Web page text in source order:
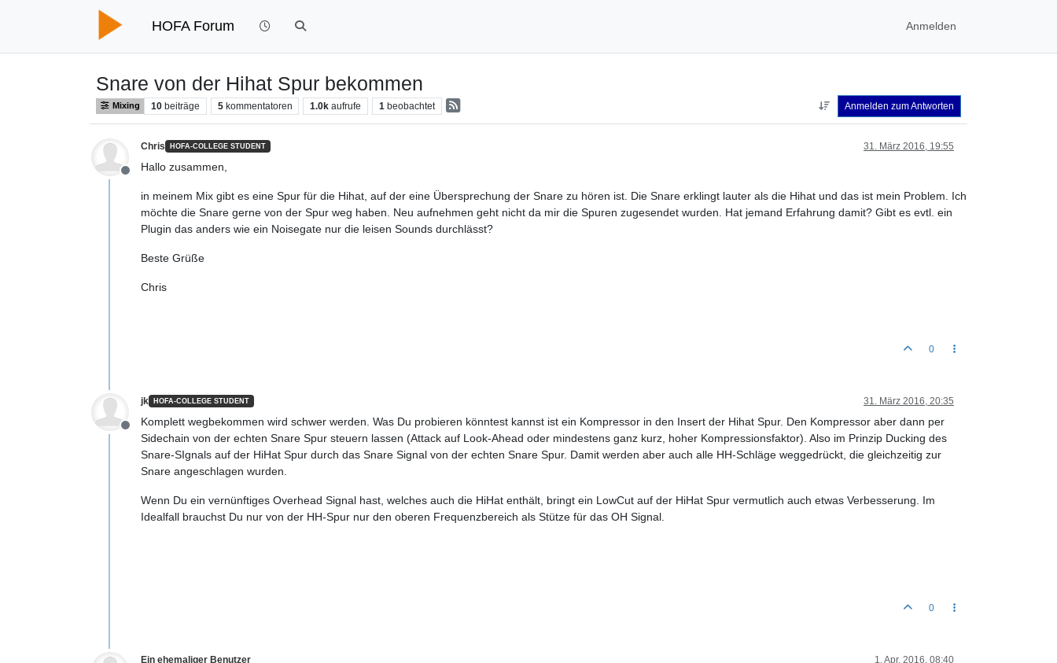
HOFA Forum Anmelden
Snare von der Hihat Spur bekommen
Mixing 10 beiträge 5 kommentatoren 1.0k aufrufe 1 beobachtet Anmelden zum Antworten
Offline
Chris HOFA-COLLEGE STUDENT 31. März 2016, 19:55
Hallo zusammen,
in meinem Mix gibt es eine Spur für die Hihat, auf der eine Übersprechung der Snare zu hören ist. Die Snare erklingt lauter als die Hihat und das ist mein Problem. Ich
möchte die Snare gerne von der Spur weg haben. Neu aufnehmen geht nicht da mir die Spuren zugesendet wurden. Hat jemand Erfahrung damit? Gibt es evtl. ein
Plugin das anders wie ein Noisegate nur die leisen Sounds durchlässt?
Beste Grüße
Chris
0
Offline
jk HOFA-COLLEGE STUDENT 31. März 2016, 20:35
Komplett wegbekommen wird schwer werden. Was Du probieren könntest kannst ist ein Kompressor in den Insert der Hihat Spur. Den Kompressor aber dann per
Sidechain von der echten Snare Spur steuern lassen (Attack auf Look-Ahead oder mindestens ganz kurz, hoher Kompressionsfaktor). Also im Prinzip Ducking des
Snare-SIgnals auf der HiHat Spur durch das Snare Signal von der echten Snare Spur. Damit werden aber auch alle HH-Schläge weggedrückt, die gleichzeitig zur
Snare angeschlagen wurden.
Wenn Du ein vernünftiges Overhead Signal hast, welches auch die HiHat enthält, bringt ein LowCut auf der HiHat Spur vermutlich auch etwas Verbesserung. Im
Idealfall brauchst Du nur von der HH-Spur nur den oberen Frequenzbereich als Stütze für das OH Signal.
0
Ein ehemaliger Benutzer 1. Apr. 2016, 08:40